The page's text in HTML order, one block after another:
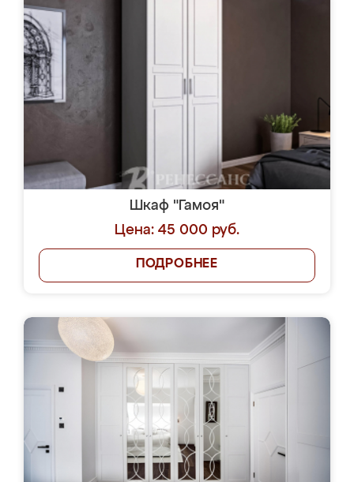
Шкаф "Гамоя"
Цена: 45 000 руб.
ПОДРОБНЕЕ